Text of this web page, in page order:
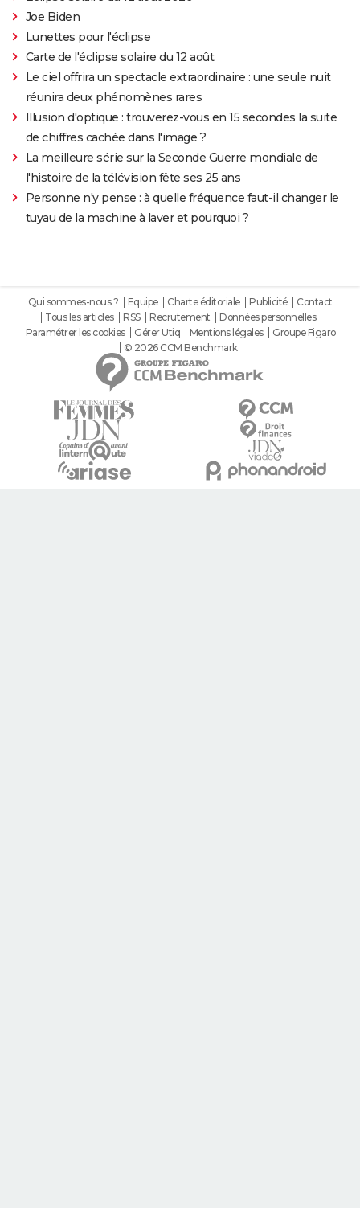
Joe Biden
Lunettes pour l'éclipse
Carte de l'éclipse solaire du 12 août
Le ciel offrira un spectacle extraordinaire : une seule nuit
réunira deux phénomènes rares
Illusion d'optique : trouverez-vous en 15 secondes la suite
de chiffres cachée dans l'image ?
La meilleure série sur la Seconde Guerre mondiale de
l'histoire de la télévision fête ses 25 ans
Personne n'y pense : à quelle fréquence faut-il changer le
tuyau de la machine à laver et pourquoi ?
Qui sommes-nous ? Equipe Charte éditoriale Publicité
Contact
Tous les articles
RSS Recrutement
Données personnelles
Paramétrer les cookies
Gérer Utiq Mentions légales
Groupe Figaro
© 2026 CCM Benchmark